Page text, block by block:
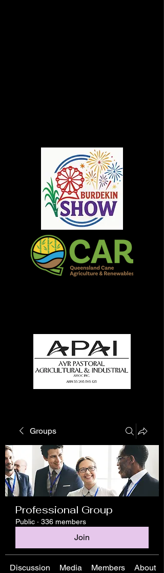
Groups
Professional Group
Public · 336 members
Join
Discussion Media Members About